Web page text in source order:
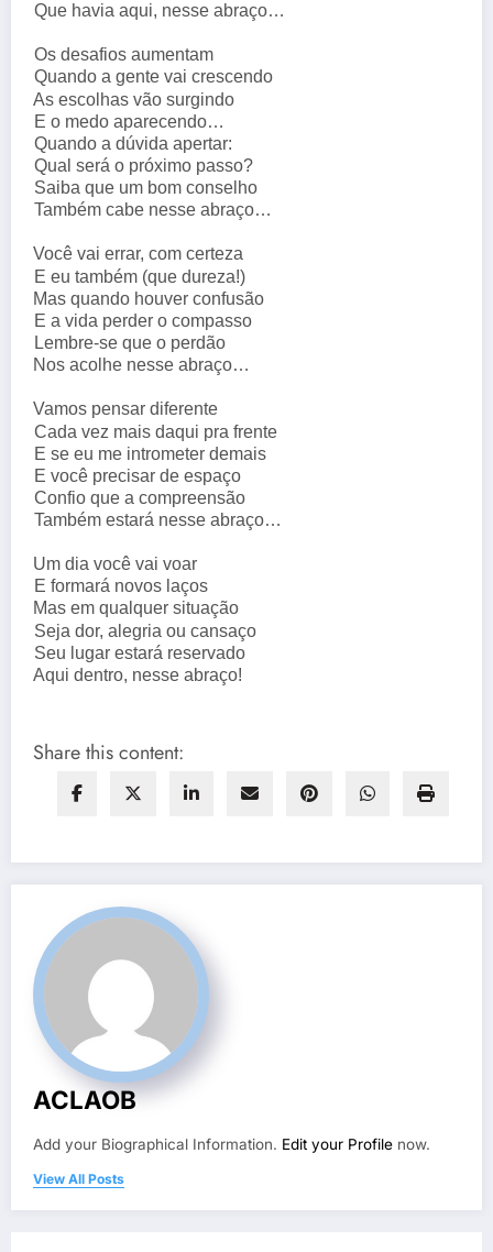
Que havia aqui, nesse abraço…
Os desafios aumentam
Quando a gente vai crescendo
As escolhas vão surgindo
E o medo aparecendo…
Quando a dúvida apertar:
Qual será o próximo passo?
Saiba que um bom conselho
Também cabe nesse abraço…
Você vai errar, com certeza
E eu também (que dureza!)
Mas quando houver confusão
E a vida perder o compasso
Lembre-se que o perdão
Nos acolhe nesse abraço…
Vamos pensar diferente
Cada vez mais daqui pra frente
E se eu me intrometer demais
E você precisar de espaço
Confio que a compreensão
Também estará nesse abraço…
Um dia você vai voar
E formará novos laços
Mas em qualquer situação
Seja dor, alegria ou cansaço
Seu lugar estará reservado
Aqui dentro, nesse abraço!
Share this content:
ACLAOB
Add your Biographical Information. Edit your Profile now.
View All Posts